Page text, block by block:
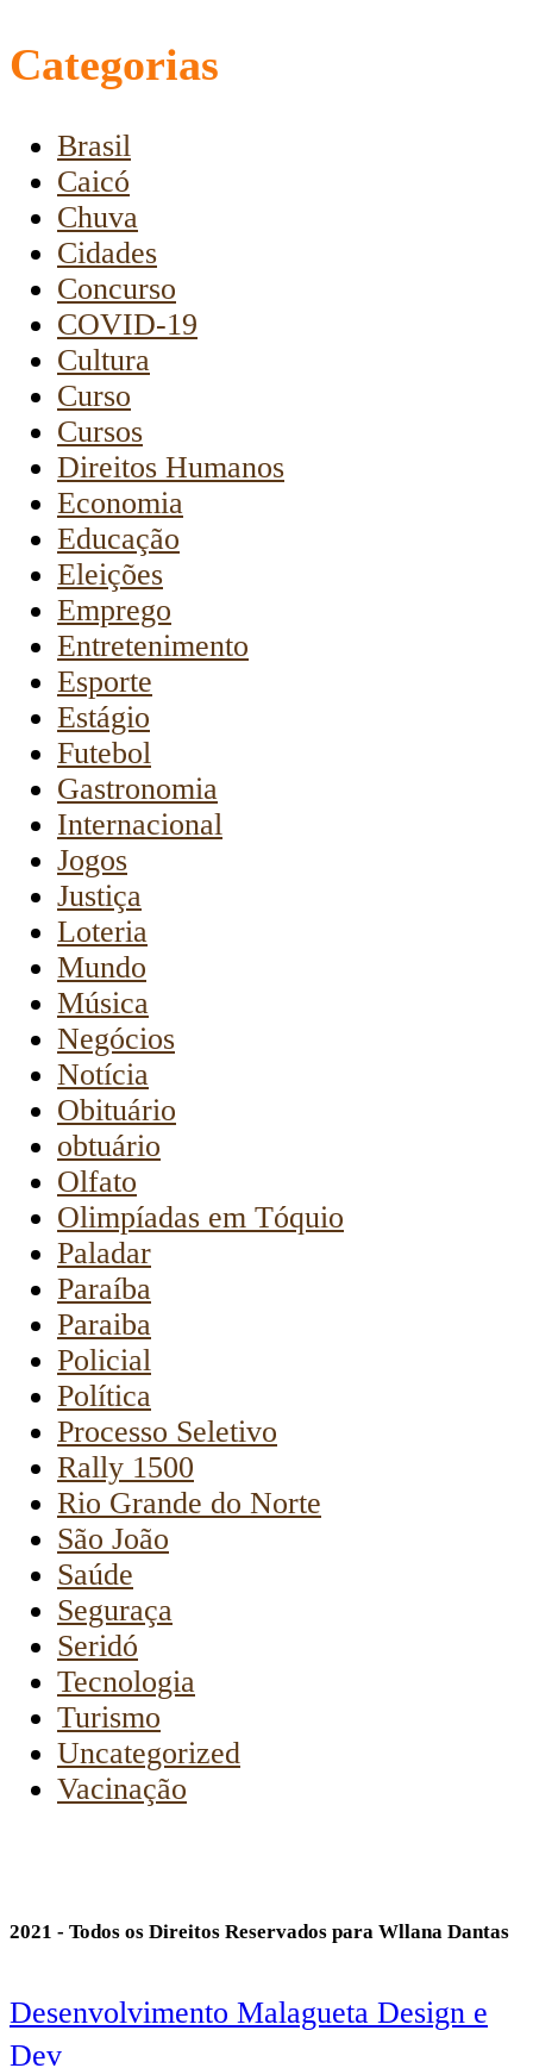
Categorias
Brasil
Caicó
Chuva
Cidades
Concurso
COVID-19
Cultura
Curso
Cursos
Direitos Humanos
Economia
Educação
Eleições
Emprego
Entretenimento
Esporte
Estágio
Futebol
Gastronomia
Internacional
Jogos
Justiça
Loteria
Mundo
Música
Negócios
Notícia
Obituário
obtuário
Olfato
Olimpíadas em Tóquio
Paladar
Paraíba
Paraiba
Policial
Política
Processo Seletivo
Rally 1500
Rio Grande do Norte
São João
Saúde
Seguraça
Seridó
Tecnologia
Turismo
Uncategorized
Vacinação
2021 - Todos os Direitos Reservados para Wllana Dantas
Desenvolvimento Malagueta Design e
Dev